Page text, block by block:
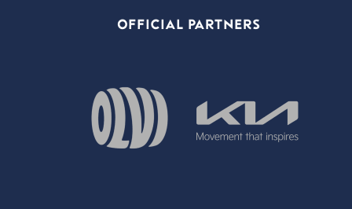
OFFICIAL PARTNERS